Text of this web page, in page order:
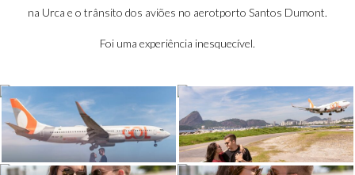
na Urca e o trânsito dos aviões no aerotporto Santos Dumont.
Foi uma experiência inesquecível.